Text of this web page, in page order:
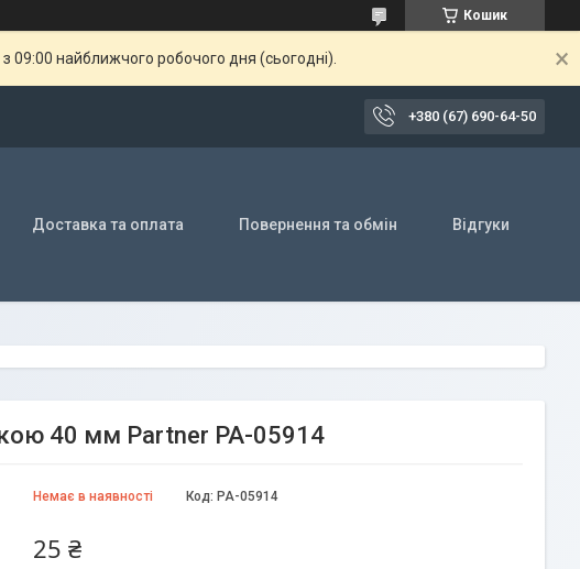
Кошик
09:00 найближчого робочого дня (сьогодні).
+380 (67) 690-64-50
Доставка та оплата Повернення та обмін Відгуки
40 мм Partner PA-05914
Немає в наявності Код: PA-05914
25 ₴